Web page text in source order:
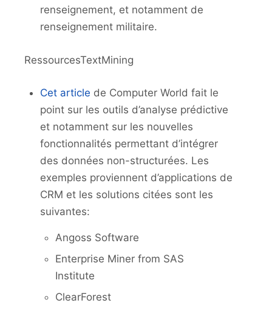
renseignement, et notamment de
renseignement militaire.
RessourcesTextMining
Cet article de Computer World fait le
point sur les outils d’analyse prédictive
et notamment sur les nouvelles
fonctionnalités permettant d’intégrer
des données non-structurées. Les
exemples proviennent d’applications de
CRM et les solutions citées sont les
suivantes:
Angoss Software
Enterprise Miner from SAS
Institute
ClearForest